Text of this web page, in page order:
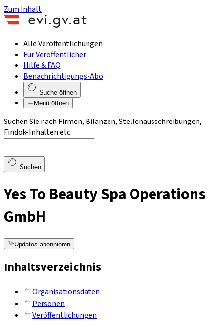
Zum Inhalt
Alle Veröffentlichungen
Für Veröffentlicher
Hilfe & FAQ
Benachrichtigungs-Abo
Suche öffnen
Menü öffnen
Suchen Sie nach Firmen, Bilanzen, Stellenausschreibungen,
Findok-Inhalten etc.
Suchen
Yes To Beauty Spa Operations
GmbH
Updates abonnieren
Inhaltsverzeichnis
Organisationsdaten
Personen
Veröffentlichungen